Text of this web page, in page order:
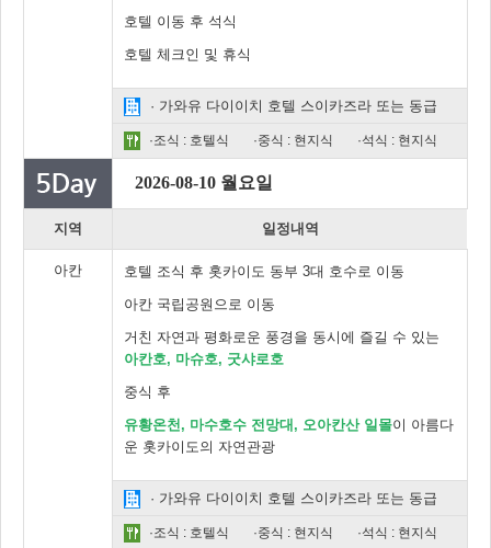
호텔 이동 후 석식
호텔 체크인 및 휴식
· 가와유 다이이치 호텔 스이카즈라 또는 동급
·조식 : 호텔식 ·중식 : 현지식 ·석식 : 현지식
2026-08-10 월요일
지역 일정내역
아칸
호텔 조식 후 홋카이도 동부 3대 호수로 이동
아칸 국립공원으로 이동
거친 자연과 평화로운 풍경을 동시에 즐길 수 있는
아칸호, 마슈호, 굿샤로호
중식 후
유황온천, 마수호수 전망대, 오아칸산 일몰이 아름다
운 홋카이도의 자연관광
· 가와유 다이이치 호텔 스이카즈라 또는 동급
·조식 : 호텔식 ·중식 : 현지식 ·석식 : 현지식